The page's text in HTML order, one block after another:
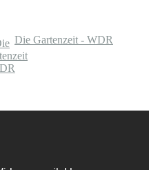
Die Gartenzeit - WDR